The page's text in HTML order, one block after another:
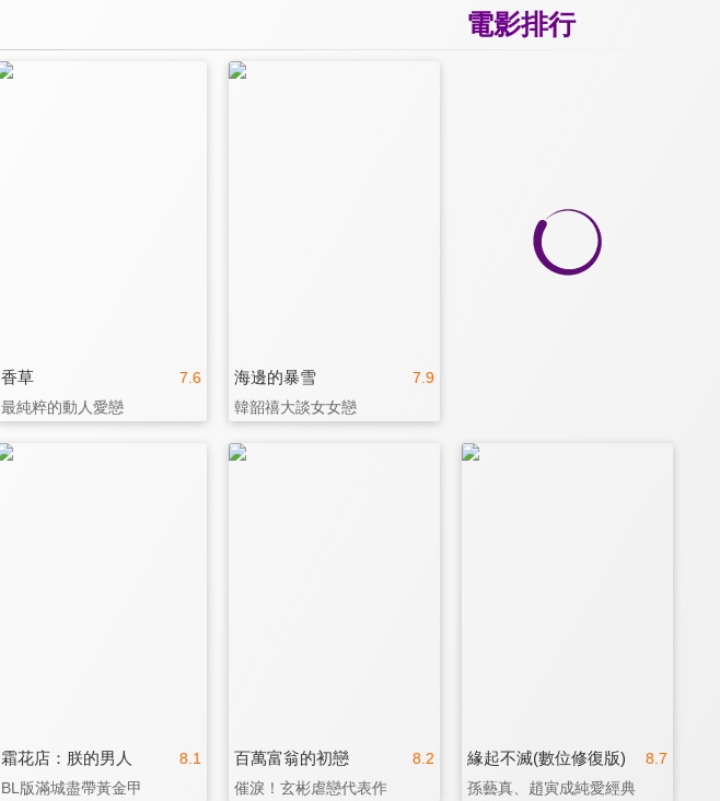
電影排行
7.6
香草
最純粹的動人愛戀
7.9
海邊的暴雪
韓韶禧大談女女戀
8.1
霜花店：朕的男人
BL版滿城盡帶黃金甲
8.2
百萬富翁的初戀
催淚！玄彬虐戀代表作
8.7
緣起不滅(數位修復版)
孫藝真、趙寅成純愛經典